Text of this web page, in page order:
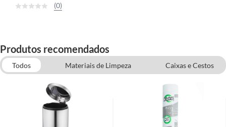
(0)
Produtos recomendados
Todos Materiais de Limpeza
Caixas e Cestos
Organização de Closet